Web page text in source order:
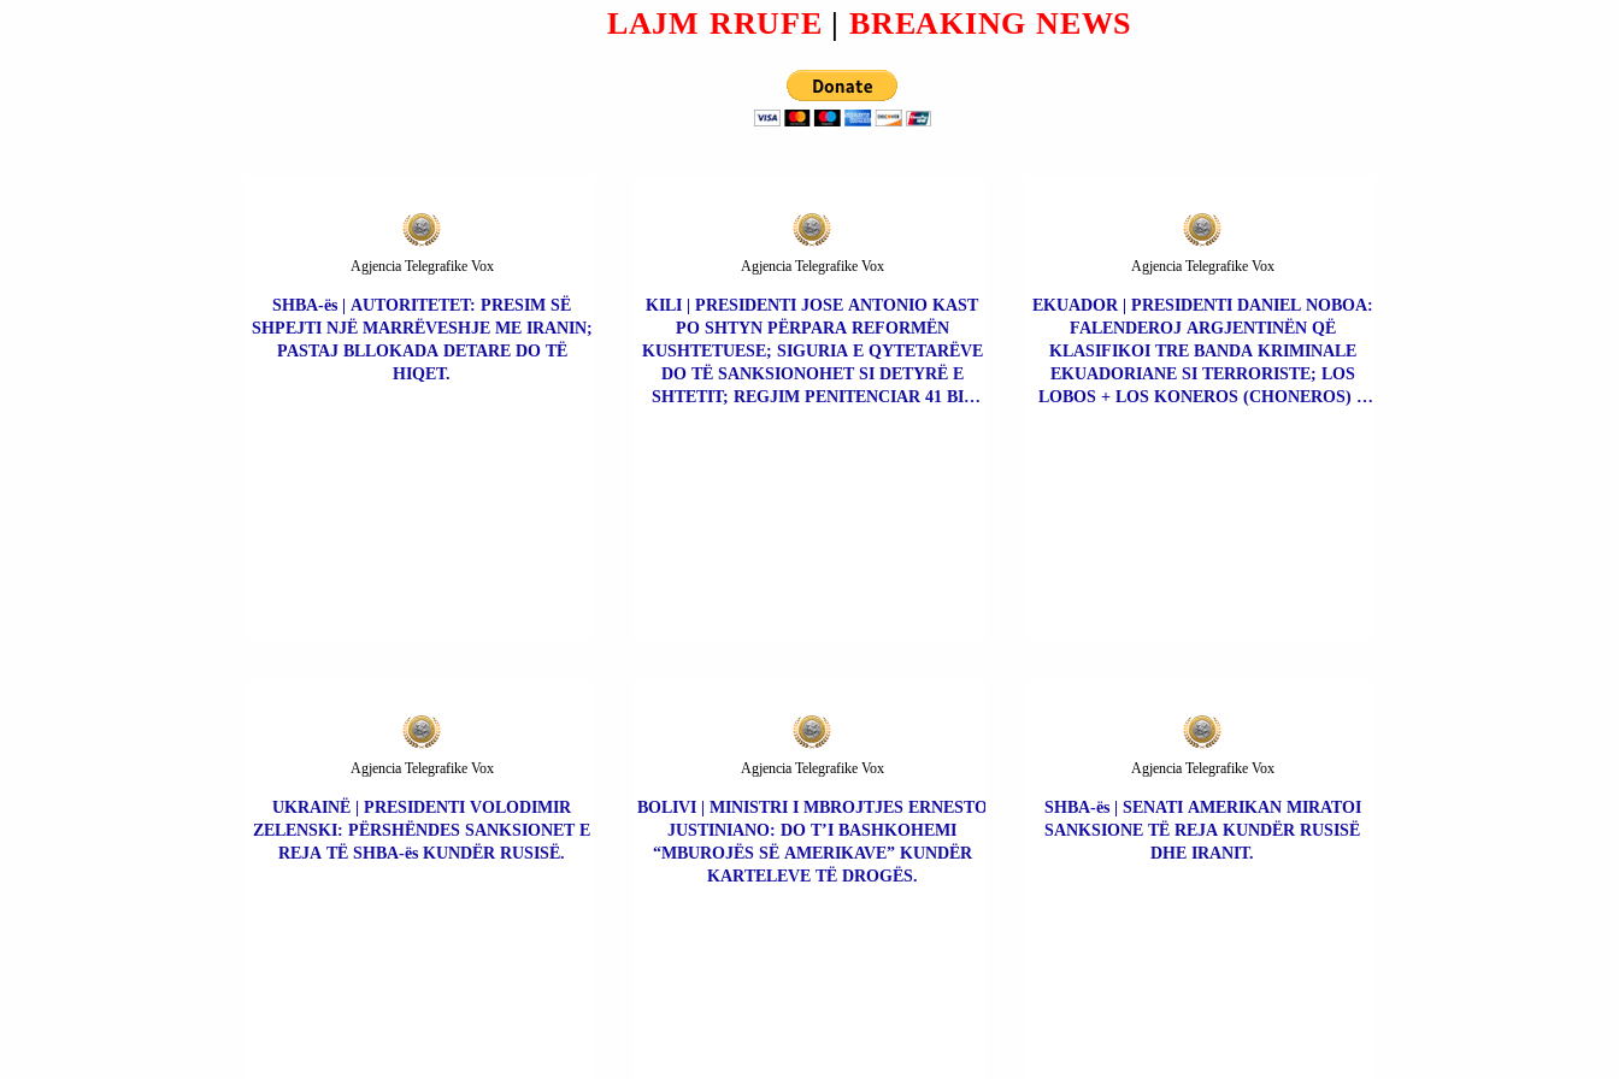
KRYESOR USHTARAK.
NJË NDËRFAQE BISEDE
LAJM RRUFE | BREAKING NEWS
SHBA-ës | AUTORITETET: PRESIM SË
SHPEJTI NJË MARRËVESHJE ME IRANIN;
PASTAJ BLLOKADA DETARE DO TË
HIQET.
Agjencia Telegrafike Vox
KILI | PRESIDENTI JOSE ANTONIO KAST
PO SHTYN PËRPARA REFORMËN
KUSHTETUESE; SIGURIA E QYTETARËVE
DO TË SANKSIONOHET SI DETYRË E
SHTETIT; REGJIM PENITENCIAR 41 BIS
Agjencia Telegrafike Vox
EKUADOR | PRESIDENTI DANIEL NOBOA:
FALENDEROJ ARGJENTINËN QË
KLASIFIKOI TRE BANDA KRIMINALE
EKUADORIANE SI TERRORISTE; LOS
LOBOS + LOS KONEROS (CHONEROS) +
Agjencia Telegrafike Vox
UKRAINË | PRESIDENTI VOLODIMIR
ZELENSKI: PËRSHËNDES SANKSIONET E
REJA TË SHBA-ës KUNDËR RUSISË.
Agjencia Telegrafike Vox
BOLIVI | MINISTRI I MBROJTJES ERNESTO
JUSTINIANO: DO T’I BASHKOHEMI
“MBUROJËS SË AMERIKAVE” KUNDËR
KARTELEVE TË DROGËS.
Agjencia Telegrafike Vox
SHBA-ës | SENATI AMERIKAN MIRATOI
SANKSIONE TË REJA KUNDËR RUSISË
DHE IRANIT.
Agjencia Telegrafike Vox